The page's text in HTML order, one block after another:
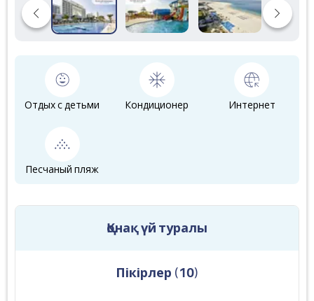
Отдых с детьми Кондиционер Интернет
Песчаный пляж
Қонақ үй туралы
Пікірлер ( 10)